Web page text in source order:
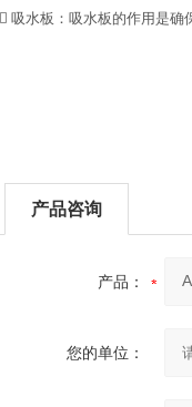
吸水板：吸水板的作用是确
产品咨询
产品：
您的单位：